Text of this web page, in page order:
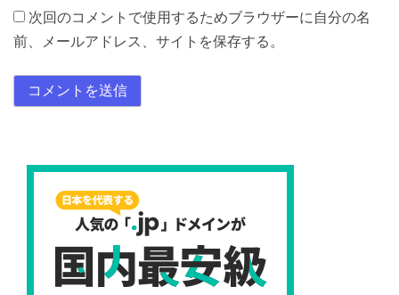
次回のコメントで使用するためブラウザーに自分の名
前、メールアドレス、サイトを保存する。